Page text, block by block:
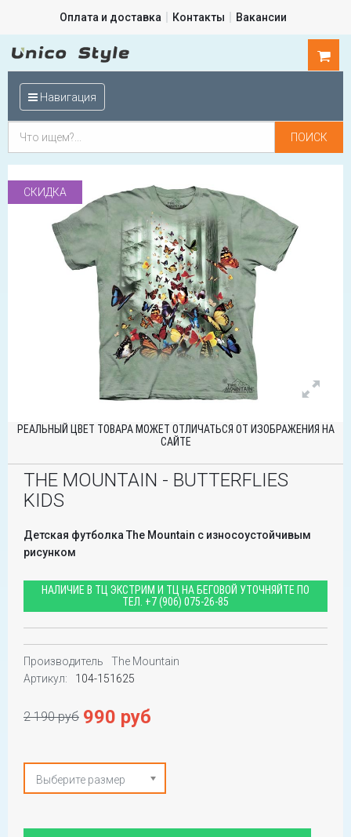
Оплата и доставка Контакты Вакансии
Навигация
СКИДКА
РЕАЛЬНЫЙ ЦВЕТ ТОВАРА МОЖЕТ ОТЛИЧАТЬСЯ ОТ ИЗОБРАЖЕНИЯ НА
САЙТЕ
THE MOUNTAIN - BUTTERFLIES
KIDS
Детская футболка The Mountain с износоустойчивым
рисунком
НАЛИЧИЕ В ТЦ ЭКСТРИМ И ТЦ НА БЕГОВОЙ УТОЧНЯЙТЕ ПО
ТЕЛ. +7 (906) 075-26-85
Производитель
The Mountain
Артикул:
104-151625
2 190 руб 990 руб
Выберите размер